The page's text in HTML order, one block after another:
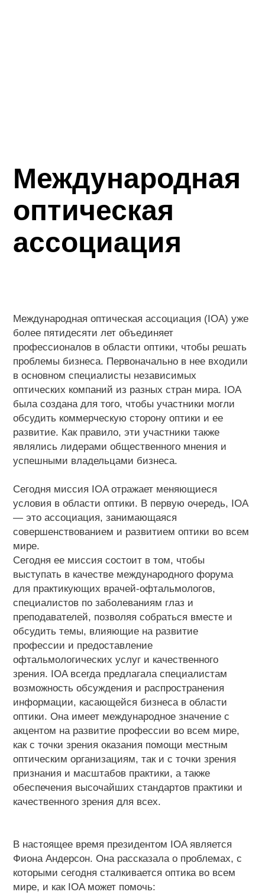
Международная
оптическая
ассоциация
Международная оптическая ассоциация (IOA) уже
более пятидесяти лет объединяет
профессионалов в области оптики, чтобы решать
проблемы бизнеса. Первоначально в нее входили
в основном специалисты независимых
оптических компаний из разных стран мира. IOA
была создана для того, чтобы участники могли
обсудить коммерческую сторону оптики и ее
развитие. Как правило, эти участники также
являлись лидерами общественного мнения и
успешными владельцами бизнеса.
Сегодня миссия IOA отражает меняющиеся
условия в области оптики. В первую очередь, IOA
— это ассоциация, занимающаяся
совершенствованием и развитием оптики во всем
мире.
Сегодня ее миссия состоит в том, чтобы
выступать в качестве международного форума
для практикующих врачей-офтальмологов,
специалистов по заболеваниям глаз и
преподавателей, позволяя собраться вместе и
обсудить темы, влияющие на развитие
профессии и предоставление
офтальмологических услуг и качественного
зрения. IOA всегда предлагала специалистам
возможность обсуждения и распространения
информации, касающейся бизнеса в области
оптики. Она имеет международное значение с
акцентом на развитие профессии во всем мире,
как с точки зрения оказания помощи местным
оптическим организациям, так и с точки зрения
признания и масштабов практики, а также
обеспечения высочайших стандартов практики и
качественного зрения для всех.
В настоящее время президентом IOA является
Фиона Андерсон. Она рассказала о проблемах, с
которыми сегодня сталкивается оптика во всем
мире, и как IOA может помочь: